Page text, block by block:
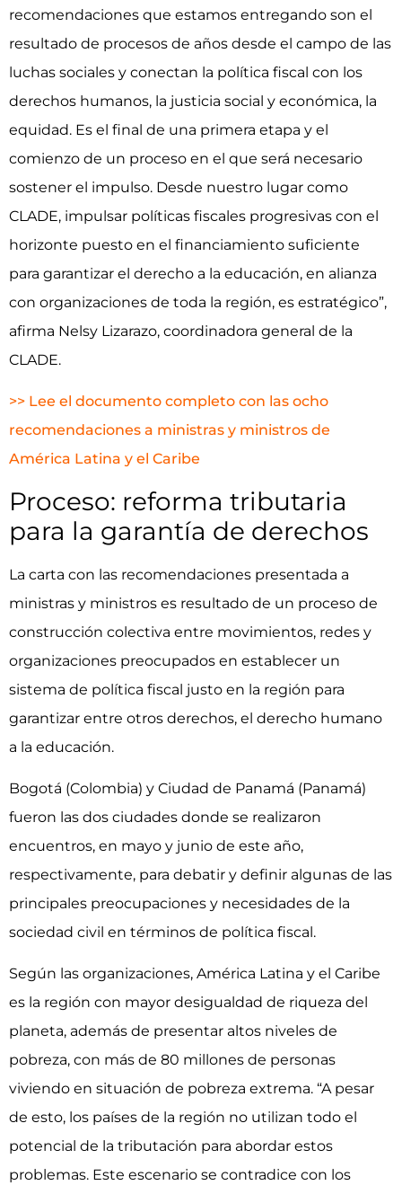
recomendaciones que estamos entregando son el
resultado de procesos de años desde el campo de las
luchas sociales y conectan la política fiscal con los
derechos humanos, la justicia social y económica, la
equidad. Es el final de una primera etapa y el
comienzo de un proceso en el que será necesario
sostener el impulso. Desde nuestro lugar como
CLADE, impulsar políticas fiscales progresivas con el
horizonte puesto en el financiamiento suficiente
para garantizar el derecho a la educación, en alianza
con organizaciones de toda la región, es estratégico”,
afirma Nelsy Lizarazo, coordinadora general de la
CLADE.
>> Lee el documento completo con las ocho
recomendaciones a ministras y ministros de
América Latina y el Caribe
Proceso: reforma tributaria
para la garantía de derechos
La carta con las recomendaciones presentada a
ministras y ministros es resultado de un proceso de
construcción colectiva entre movimientos, redes y
organizaciones preocupados en establecer un
sistema de política fiscal justo en la región para
garantizar entre otros derechos, el derecho humano
a la educación.
Bogotá (Colombia) y Ciudad de Panamá (Panamá)
fueron las dos ciudades donde se realizaron
encuentros, en mayo y junio de este año,
respectivamente, para debatir y definir algunas de las
principales preocupaciones y necesidades de la
sociedad civil en términos de política fiscal.
Según las organizaciones, América Latina y el Caribe
es la región con mayor desigualdad de riqueza del
planeta, además de presentar altos niveles de
pobreza, con más de 80 millones de personas
viviendo en situación de pobreza extrema. “A pesar
de esto, los países de la región no utilizan todo el
potencial de la tributación para abordar estos
problemas. Este escenario se contradice con los